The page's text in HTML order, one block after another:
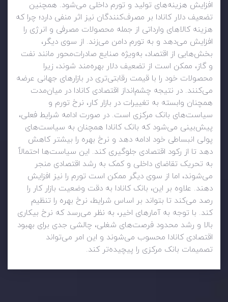
افزایش هزینه‌های تولید و تورم داخلی می‌شود. همچنین
تضعیف دلار کانادا بر مصرف‌کنندگان نیز اثر منفی دارد؛ چرا که
هزینه کالاهای وارداتی از جمله محصولات مصرفی و انرژی را
افزایش می‌دهد و به تورم دامن می‌زند. از سوی دیگر،
بخش‌هایی از اقتصاد، به‌ویژه صنایع صادرات‌محور مانند نفت
و گاز، ممکن است از تضعیف دلار بهره‌مند شوند، زیرا
محصولات خود را با قیمت رقابتی‌تری در بازارهای جهانی عرضه
می‌کنند. در نتیجه چشم‌انداز اقتصادی کانادا در میان‌مدت
همچنان وابسته به تغییرات در بازار کار، نرخ تورم و
سیاست‌های بانک مرکزی است. در صورت ادامه شرایط فعلی،
پیش‌بینی می‌شود که بانک کانادا همچنان به سیاست‌های
پولی انبساطی خود ادامه دهد و نرخ بهره را بیشتر کاهش
دهد تا از رکود اقتصادی جلوگیری کند. این سیاست‌ها احتمالاً
به تحریک تقاضای داخلی و کمک به رشد اقتصادی منجر
می‌شوند، اما از سوی دیگر ممکن است تورم را نیز افزایش
دهند. علاوه بر این، بانک کانادا به دقت وضعیت بازار کار را
رصد می‌کند تا بتواند بر اساس شرایط، نرخ بهره را تنظیم
کند. با توجه به آمارهای اخیر، به نظر می‌رسد که نرخ بیکاری
بالا و رشد محدود فرصت‌های شغلی، چالشی جدی برای بهبود
اقتصادی کانادا محسوب می‌شوند و این امر می‌تواند
تصمیمات بانک مرکزی را پیچیده‌تر کند.